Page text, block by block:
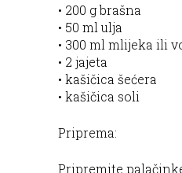
• 200 g brašna
• 50 ml ulja
• 300 ml mlijeka ili
• 2 jajeta
• kašičica šećera
• kašičica soli
Priprema:
Pripremite